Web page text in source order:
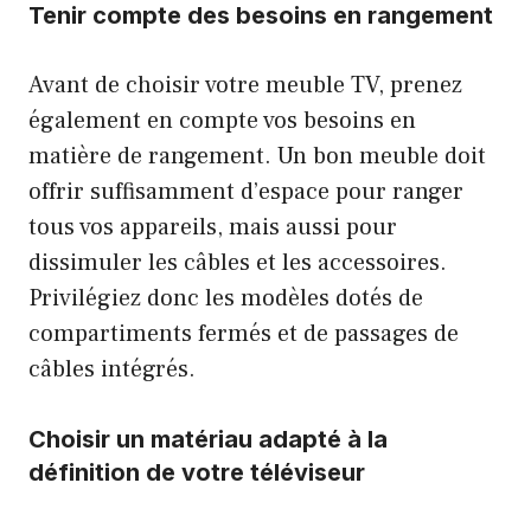
Tenir compte des besoins en rangement
Avant de choisir votre meuble TV, prenez
également en compte vos besoins en
matière de rangement. Un bon meuble doit
offrir suffisamment d’espace pour ranger
tous vos appareils, mais aussi pour
dissimuler les câbles et les accessoires.
Privilégiez donc les modèles dotés de
compartiments fermés et de passages de
câbles intégrés.
Choisir un matériau adapté à la
définition de votre téléviseur